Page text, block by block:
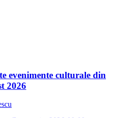
evenimente culturale din
2026